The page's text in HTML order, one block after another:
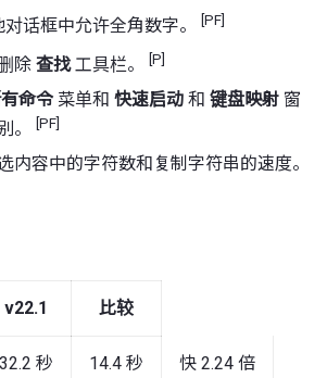
话框中允许全角数字。 [PF]
除 查找工具栏。 [P]
命令 菜单和 快速启动 和 键盘映射 窗
。
[PF]
内容中的字符数和复制字符串的速度。
v22.1 比较
32.2 秒 14.4 秒 快 2.24 倍